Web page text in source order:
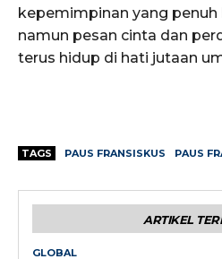
kepemimpinan yang penuh
namun pesan cinta dan
terus hidup di hati jutaan
TAGS PAUS FRANSISKUS PAUS
ARTIKEL
GLOBAL